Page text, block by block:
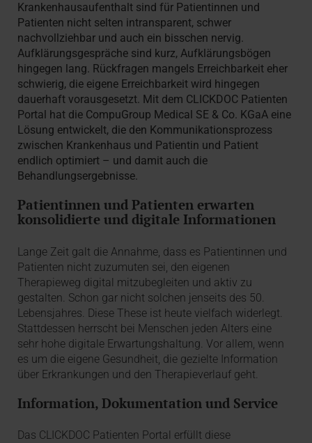
Krankenhausaufenthalt sind für Patientinnen und
Patienten nicht selten intransparent, schwer
nachvollziehbar und auch ein bisschen nervig.
Aufklärungsgespräche sind kurz, Aufklärungsbögen
hingegen lang. Rückfragen mangels Erreichbarkeit eher
schwierig, die eigene Erreichbarkeit wird hingegen
dauerhaft vorausgesetzt. Mit dem CLICKDOC Patienten
Portal hat die CompuGroup Medical SE & Co. KGaA eine
Lösung entwickelt, die den Kommunikationsprozess
zwischen Krankenhaus und Patientin und Patient
endlich optimiert – und damit auch die
Behandlungsergebnisse.
Patientinnen und Patienten erwarten
konsolidierte und digitale Informationen
Lange Zeit galt die Annahme, dass es Patientinnen und
Patienten nicht zuzumuten sei, den eigenen
Therapieweg digital mitzubegleiten und aktiv zu
gestalten. Schon gar nicht solchen jenseits des 50.
Lebensjahres. Diese These ist heute vielfach widerlegt.
Stattdessen herrscht bei Menschen jeden Alters eine
sehr hohe digitale Erwartungshaltung. Vor allem, wenn
es um die eigene Gesundheit, die gezielte Information
über Erkrankungen und den Therapieverlauf geht.
Information, Dokumentation und Service
Das CLICKDOC Patienten Portal erfüllt diese